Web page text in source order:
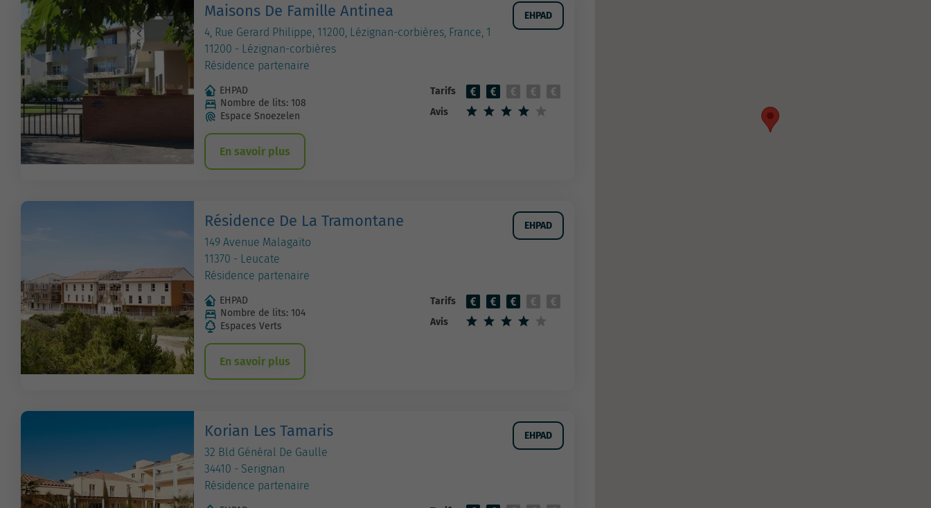
Maisons De Famille Antinea
4, Rue Gerard Philippe, 11200, Lézignan-corbières, France, 1
11200 - Lézignan-corbières
Résidence partenaire
EHPAD
EHPAD
Nombre de lits: 108
Espace Snoezelen
Tarifs
Avis
En savoir plus
Résidence De La Tramontane
149 Avenue Malagaïto
11370 - Leucate
Résidence partenaire
EHPAD
EHPAD
Nombre de lits: 104
Espaces Verts
Tarifs
Avis
En savoir plus
Korian Les Tamaris
32 Bld Général De Gaulle
34410 - Serignan
Résidence partenaire
EHPAD